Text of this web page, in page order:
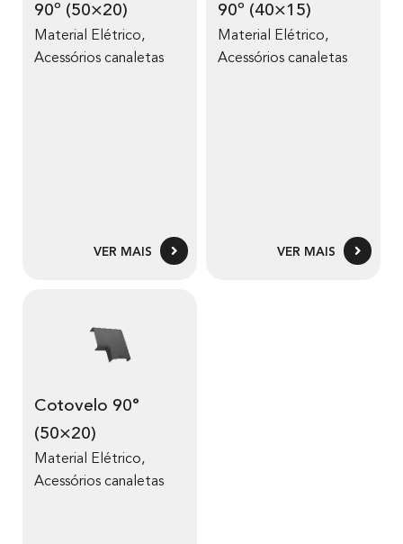
90º (50×20)
Material Elétrico,
Acessórios canaletas
VER MAIS
90º (40×15)
Material Elétrico,
Acessórios canaletas
VER MAIS
Cotovelo 90°
(50×20)
Material Elétrico,
Acessórios canaletas